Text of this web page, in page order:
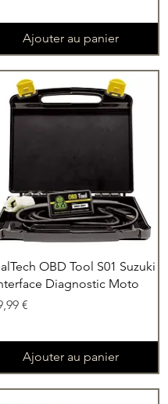
Ajouter au panier
Aperçu rapide
OBD Tool S01 Suzuki
Diagnostic Moto
€
Ajouter au panier